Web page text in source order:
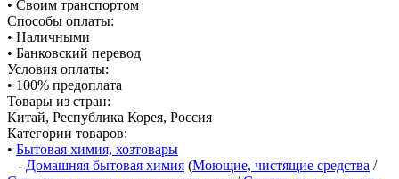
• Своим транспортом
Способы оплаты:
• Наличными
• Банковский перевод
Условия оплаты:
• 100% предоплата
Товары из стран:
Китай, Республика Корея, Россия
Категории товаров:
• Бытовая химия, хозтовары
- Домашняя бытовая химия (Моющие, чистящие средства /